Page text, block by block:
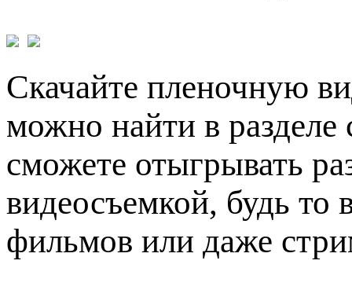
Скачайте пленочную
можно найти в
сможете отыгрывать
видеосъемкой, будь то
фильмов или даже